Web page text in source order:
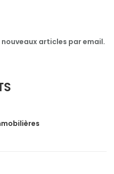
articles par email.